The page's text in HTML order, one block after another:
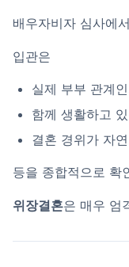
배우자비자 심사에
입관은
실제 부부 관계
함께 생활하고
결혼 경위가 자
등을 종합적으로 확
위장결혼은 매우 엄